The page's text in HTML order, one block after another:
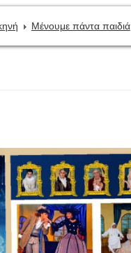
Μένουμε πάντα παιδιά